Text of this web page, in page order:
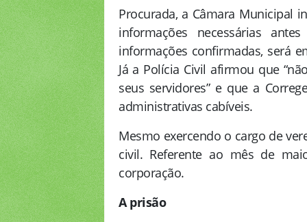
Procurada, a Câmara Municipal
informações necessárias
informações confirmadas, será
Já a Polícia Civil afirmou que
seus servidores” e que a
administrativas cabíveis.
Mesmo exercendo o cargo de
civil. Referente ao mês de
corporação.
A prisão